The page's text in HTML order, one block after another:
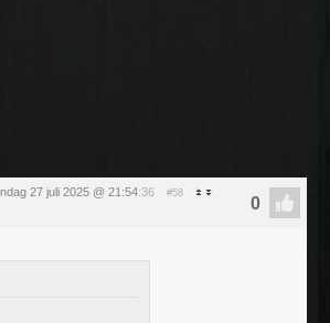
27 juli 2025 @ 21:54:36 #58